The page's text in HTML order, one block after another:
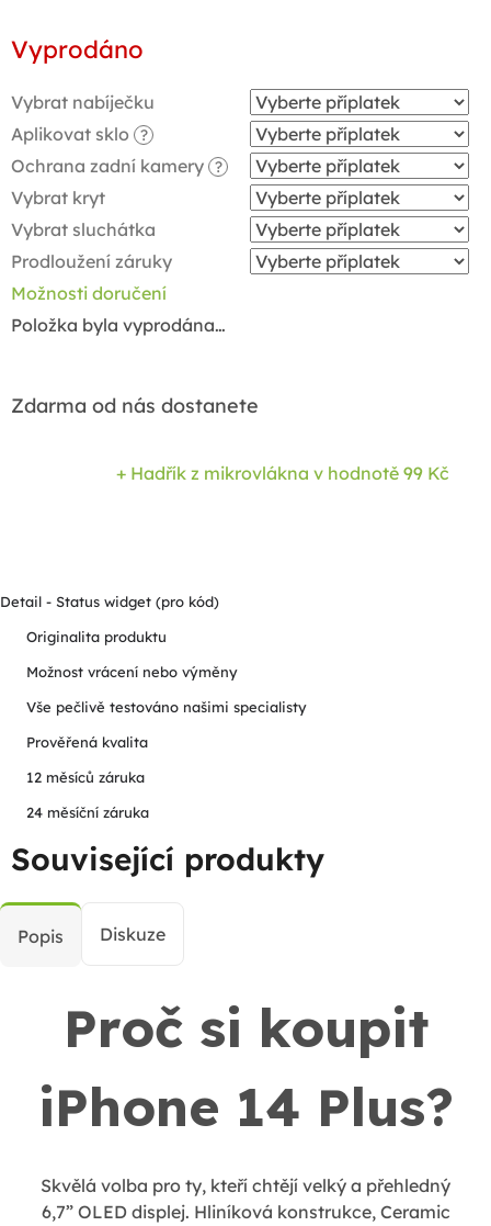
cena:
Vyprodáno
Vybrat nabíječku
Aplikovat sklo
?
Ochrana zadní kamery ?
Vybrat kryt
Vybrat sluchátka
Prodloužení záruky
Možnosti doručení
Položka byla vyprodána…
Zdarma od nás dostanete
+ Hadřík z mikrovlákna v hodnotě 99 Kč
Detail - Status widget (pro kód)
Originalita produktu
Možnost vrácení nebo výměny
Vše pečlivě testováno našimi specialisty
Prověřená kvalita
12 měsíců záruka
24 měsíční záruka
Související produkty
Popis Diskuze
Proč si koupit
iPhone 14 Plus?
Skvělá volba pro ty, kteří chtějí velký a přehledný
6,7” OLED displej. Hliníková konstrukce, Ceramic